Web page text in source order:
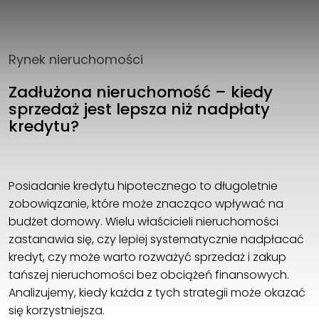
Rynek nieruchomości
Zadłużona nieruchomość – kiedy
sprzedaż jest lepsza niż nadpłaty
kredytu?
Posiadanie kredytu hipotecznego to długoletnie
zobowiązanie, które może znacząco wpływać na
budżet domowy. Wielu właścicieli nieruchomości
zastanawia się, czy lepiej systematycznie nadpłacać
kredyt, czy może warto rozważyć sprzedaż i zakup
tańszej nieruchomości bez obciążeń finansowych.
Analizujemy, kiedy każda z tych strategii może okazać
się korzystniejsza.